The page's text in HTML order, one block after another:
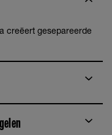
creëert gesepareerde